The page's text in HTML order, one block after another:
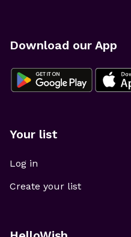
Download our App
Your list
Log in
Create your list